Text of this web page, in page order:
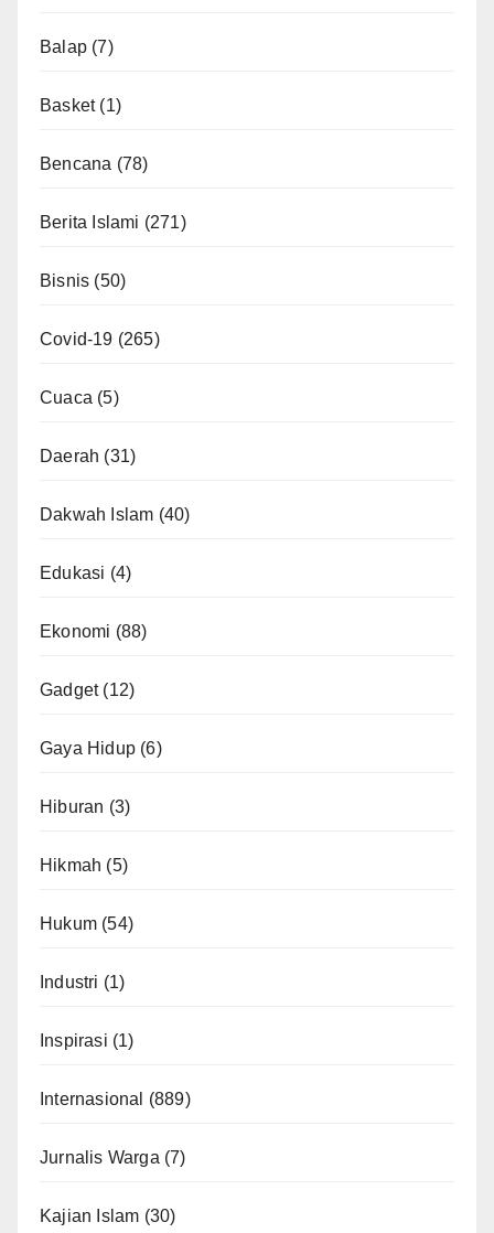
Balap (7)
Basket(1)
Bencana (78)
Berita Islami (271)
Bisnis (50)
Covid-19 (265)
Cuaca (5)
Daerah (31)
Dakwah Islam (40)
Edukasi (4)
Ekonomi (88)
Gadget(12)
Gaya Hidup (6)
Hiburan (3)
Hikmah (5)
Hukum (54)
Industri (1)
Inspirasi (1)
Internasional (889)
Jurnalis Warga (7)
Kajian Islam (30)